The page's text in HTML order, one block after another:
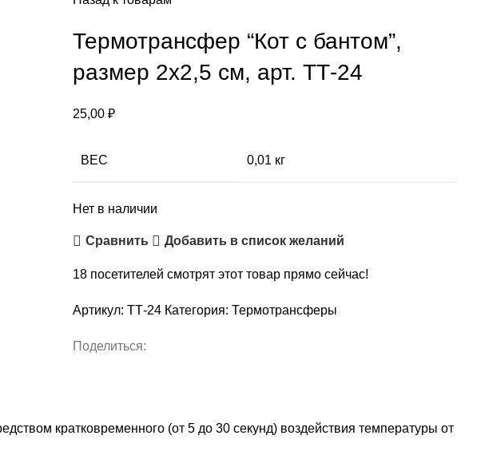
Термотрансфер “Кот с бантом”,
размер 2х2,5 см, арт. ТТ-24
25,00 ₽
ВЕС 0,01 кг
Нет в наличии
Сравнить Добавить в список желаний
18 посетителей смотрят этот товар прямо сейчас!
Артикул: ТТ-24 Категория: Термотрансферы
Поделиться:
кратковременного (от 5 до 30 секунд) воздействия температуры от